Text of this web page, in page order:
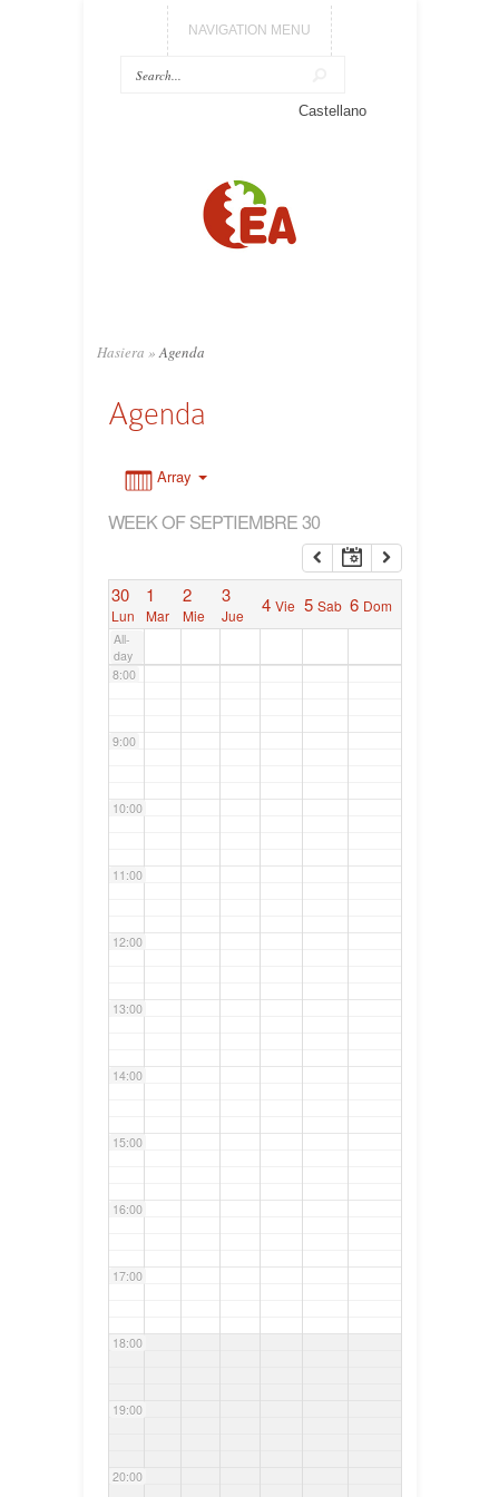
NAVIGATION MENU
Castellano
Hasiera » Agenda
Agenda
Array
WEEK OF SEPTIEMBRE 30
30
Lun
1
Mar
2
Mie
3
Jue 4 Vie 5 Sab 6 Dom
All-
day
4:00
5:00
7:00
8:00
9:00
10:00
11:00
12:00
13:00
14:00
15:00
16:00
17:00
18:00
19:00
20:00